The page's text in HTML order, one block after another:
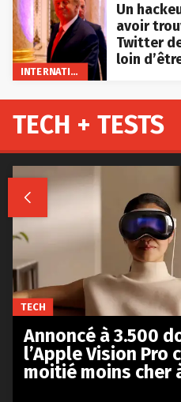
INTERNATIONAL
Un
avoir
Twitter
loin
TECH + TESTS

TECH
Annoncé à 3.500
l’Apple Vision Pro
moitié moins cher